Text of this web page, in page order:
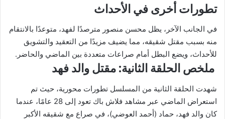
تطورات أخرى في الأحداث
في الجانب الآخر، يظل محسن منصور مترصدًا لفهد، متوعدًا بالانتقام
منه بسبب مقتل شقيقه، مما يضيف مزيدًا من التعقيد والتشويق
للأحداث، ويضع البطل أمام صراعات متعددة بين الماضي والحاضر.
ملخص الحلقة الثانية: مقتل والد فهد
شهدت الحلقة الثانية من المسلسل تطورات محورية، حيث تم
استعراض الماضي عبر مشاهد فلاش باك تعود إلى 28 عامًا، عندما
كان والد فهد، حماد (أحمد العوضي)، في صراع مع شقيقه الأكبر